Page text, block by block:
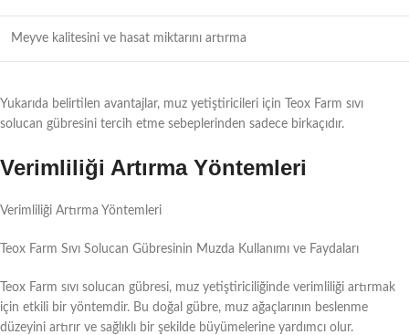
Meyve kalitesini ve hasat miktarını artırma
Yukarıda belirtilen avantajlar, muz yetiştiricileri için Teox Farm sıvı
solucan gübresini tercih etme sebeplerinden sadece birkaçıdır.
Verimliliği Artırma Yöntemleri
Verimliliği Artırma Yöntemleri
Teox Farm Sıvı Solucan Gübresinin Muzda Kullanımı ve Faydaları
Teox Farm sıvı solucan gübresi, muz yetiştiriciliğinde verimliliği artırmak
için etkili bir yöntemdir. Bu doğal gübre, muz ağaçlarının beslenme
düzeyini artırır ve sağlıklı bir şekilde büyümelerine yardımcı olur.